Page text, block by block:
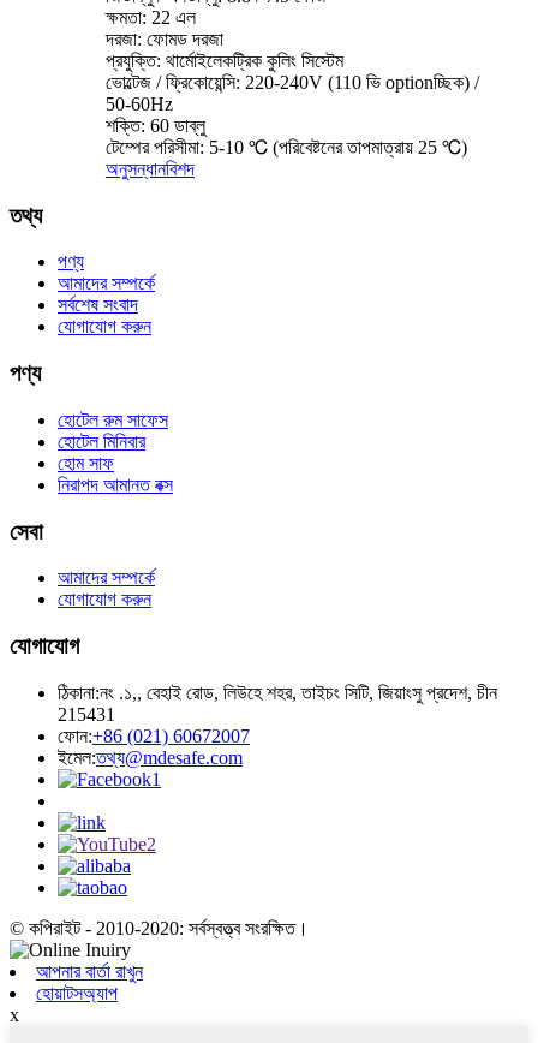
ক্ষমতা: 22 এল
দরজা: ফোমড দরজা
প্রযুক্তি: থার্মোইলেকট্রিক কুলিং সিস্টেম
ভোল্টেজ / ফ্রিকোয়েন্সি: 220-240V (110 ভি optionচ্ছিক) /
50-60Hz
শক্তি: 60 ডাব্লু
টেম্পের পরিসীমা: 5-10 ℃ (পরিবেষ্টনের তাপমাত্রায় 25 ℃)
অনুসন্ধানবিশদ
তথ্য
পণ্য
আমাদের সম্পর্কে
সর্বশেষ সংবাদ
যোগাযোগ করুন
পণ্য
হোটেল রুম সাফেস
হোটেল মিনিবার
হোম সাফ
নিরাপদ আমানত বক্স
সেবা
আমাদের সম্পর্কে
যোগাযোগ করুন
যোগাযোগ
ঠিকানা:নং .১,, বেহাই রোড, লিউহে শহর, তাইচং সিটি, জিয়াংসু প্রদেশ, চীন
215431
ফোন:+86 (021) 60672007
ইমেল:তথ্য@mdesafe.com
© কপিরাইট - 2010-2020: সর্বস্বত্ত্ব সংরক্ষিত।
আপনার বার্তা রাখুন
হোয়াটসঅ্যাপ
x